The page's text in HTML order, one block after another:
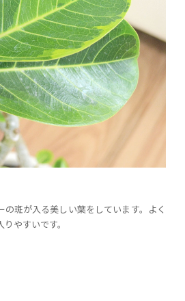
斑が入る美しい葉をしています。よく
やすいです。